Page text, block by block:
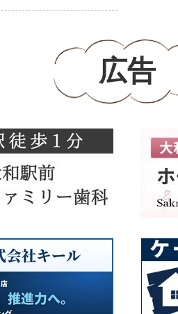
広告